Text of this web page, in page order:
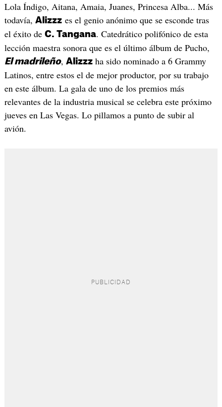
Lola Índigo, Aitana, Amaia, Juanes, Princesa Alba... Más
todavía, Alizzzes el genio anónimo que se esconde tras
el éxito de C. Tangana. Catedrático polifónico de esta
lección maestra sonora que es el último álbum de Pucho,
El madrileño, Alizzzha sido nominado a 6 Grammy
Latinos, entre estos el de mejor productor, por su trabajo
en este álbum. La gala de uno de los premios más
relevantes de la industria musical se celebra este próximo
jueves en Las Vegas. Lo pillamos a punto de subir al
avión.